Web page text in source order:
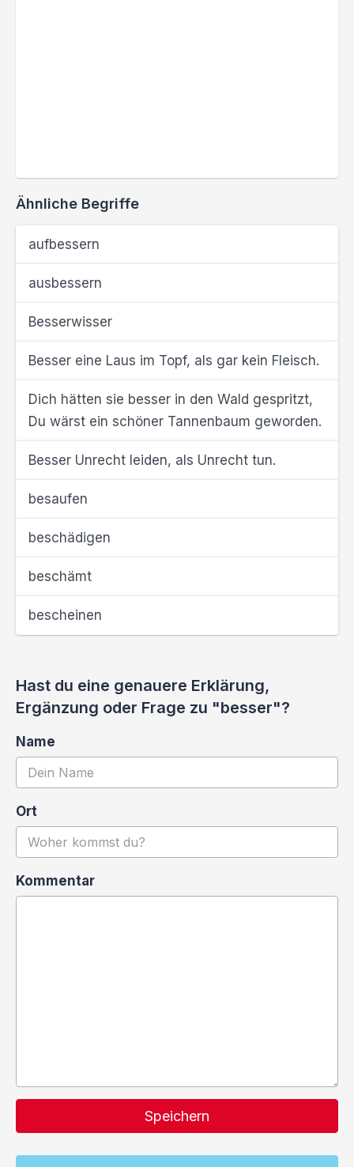
Ähnliche Begriffe
aufbessern
ausbessern
Besserwisser
Besser eine Laus im Topf, als gar kein Fleisch.
Dich hätten sie besser in den Wald gespritzt,
Du wärst ein schöner Tannenbaum geworden.
Besser Unrecht leiden, als Unrecht tun.
besaufen
beschädigen
beschämt
bescheinen
Hast du eine genauere Erklärung,
Ergänzung oder Frage zu "besser"?
Name
Ort
Kommentar
Speichern